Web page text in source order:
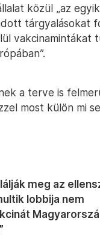
közül „az
tárgyalásokat
vakcinamintákat
a terve is
most külön mi
meg az
lobbija nem